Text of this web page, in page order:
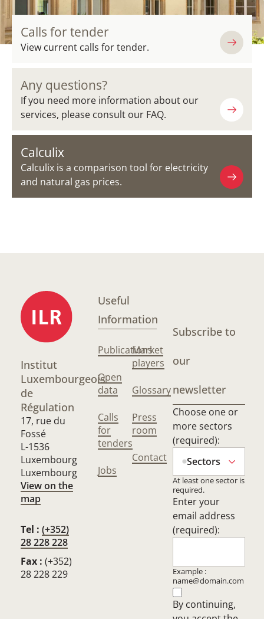
Calls for tender
View current calls for tender.
Any questions?
If you need more information about our
services, please consult our FAQ.
Calculix
Calculix is a comparison tool for electricity
and natural gas prices.
Institut
Luxembourgeois
de
Régulation
17, rue du
Fossé
L-1536
Luxembourg
Luxembourg
View on the
map
Tel : (+352)
28 228 228
Fax : (+352)
28 228 229
Useful
Information
Publications
Open
data
Calls
for
tenders
Jobs
Market
players
Glossary
Press
room
Contact
Subscribe to
our
newsletter
Choose one or
more sectors
(required):
Sectors
At least one sector is
required.
Enter your
email address
(required):
Example :
name@domain.com
By continuing,